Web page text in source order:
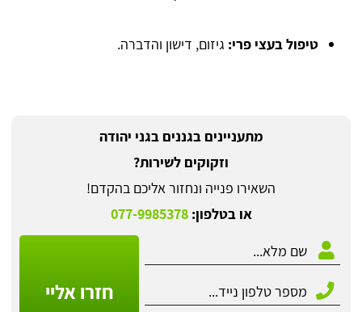
טיפול בעצי פרי: גיזום, דישון והדברה.
מתעניינים בגננים בגני יהודה
וזקוקים לשירות?
השאירו פנייה ונחזור אליכם בהקדם!
או בטלפון:077-9985378
חזרו אליי